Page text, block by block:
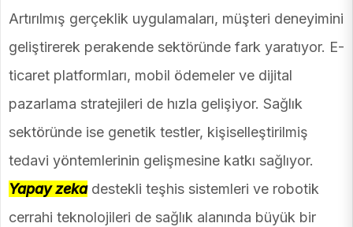
Artırılmış gerçeklik uygulamaları, müşteri deneyimini
geliştirerek perakende sektöründe fark yaratıyor. E-
ticaret platformları, mobil ödemeler ve dijital
pazarlama stratejileri de hızla gelişiyor. Sağlık
sektöründe ise genetik testler, kişiselleştirilmiş
tedavi yöntemlerinin gelişmesine katkı sağlıyor.
Yapay zekadestekli teşhis sistemleri ve robotik
cerrahi teknolojileri de sağlık alanında büyük bir